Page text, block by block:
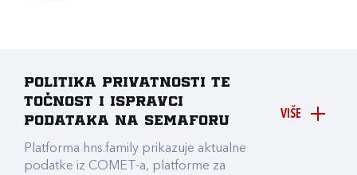
VIŠE
Politika privatnosti te
točnost i ispravci
podataka na Semaforu
Platforma hns.family prikazuje aktualne
podatke iz COMET-a, platforme za